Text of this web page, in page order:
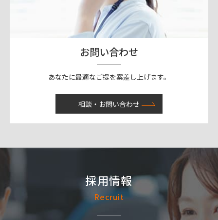
お問い合わせ
あなたに最適なご提を案差し上げます。
相談・お問い合わせ
採用情報
Recruit